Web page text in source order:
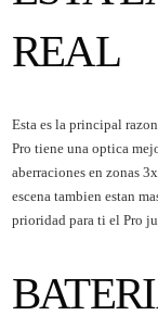
REAL
Esta es la principal
Pro tiene una optica
aberraciones en zonas
escena tambien estan
prioridad para ti el Pro